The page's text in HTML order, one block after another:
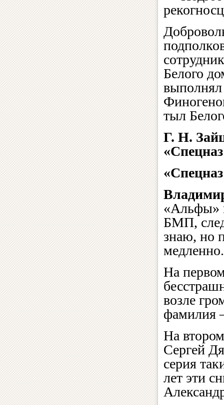
Белого
тыл
Г. Н.
«Альфы»
БМП,
знаю, но
медленно.
На
возле
фамилия
На
Сергей
серия
лет эти